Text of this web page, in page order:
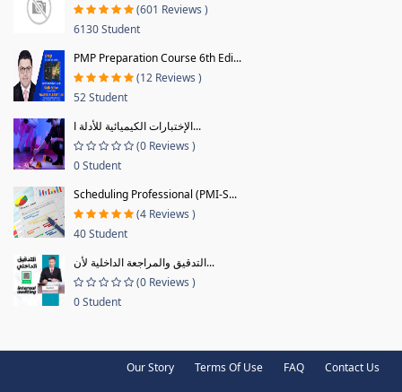
(601 Reviews )
6130 Student
PMP Preparation Course 6th Edi...
(12 Reviews )
52 Student
الإختبارات الكيميائية للأدلة ا...
(0 Reviews )
0 Student
Scheduling Professional (PMI-S...
(4 Reviews )
40 Student
التدقيق والمراجعة الداخلية لأن...
(0 Reviews )
0 Student
Our Story Terms Of Use FAQ Contact Us